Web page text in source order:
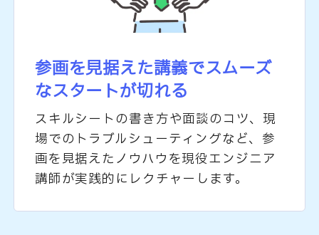
参画を見据えた講義でスムーズ
なスタートが切れる
スキルシートの書き方や面談のコツ、現
場でのトラブルシューティングなど、参
画を見据えたノウハウを現役エンジニア
講師が実践的にレクチャーします。